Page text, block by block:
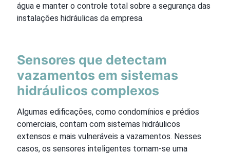
água e manter o controle total sobre a segurança das
instalações hidráulicas da empresa.
Sensores que detectam
vazamentos em sistemas
hidráulicos complexos
Algumas edificações, como condomínios e prédios
comerciais, contam com sistemas hidráulicos
extensos e mais vulneráveis a vazamentos. Nesses
casos, os sensores inteligentes tornam-se uma